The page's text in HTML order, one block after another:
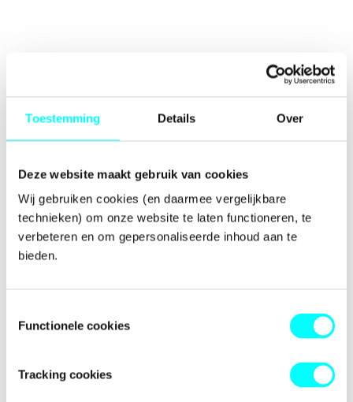
Toestemming Details Over
Deze website maakt gebruik van cookies
Wij gebruiken cookies (en daarmee vergelijkbare
technieken) om onze website te laten functioneren, te
verbeteren en om gepersonaliseerde inhoud aan te
bieden.
Functionele cookies
Tracking cookies
-side exception has occurred while
browser consolefor